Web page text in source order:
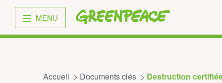
Greenpeace
MENU
Accueil Documents clés Destruction